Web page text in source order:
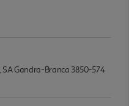
Gandra-Branca 3850-574